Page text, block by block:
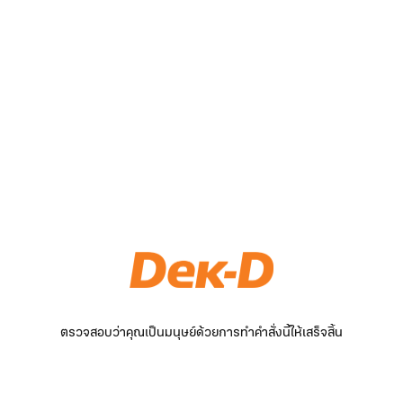
ตรวจสอบว่าคุณเป็นมนุษย์ด้วยการทำคำสั่งนี้ให้เสร็จสิ้น